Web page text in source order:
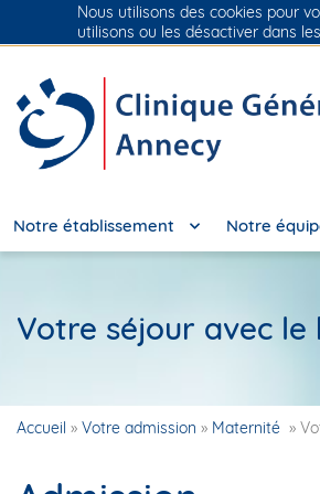
Groupe Vivalto Santé Entre nous, la
Notre établissement Notre
Votre séjour avec le
Accueil » Votre admission » Maternité »
Nous utilisons des cookies pour
utilisons ou les désactiver dans les